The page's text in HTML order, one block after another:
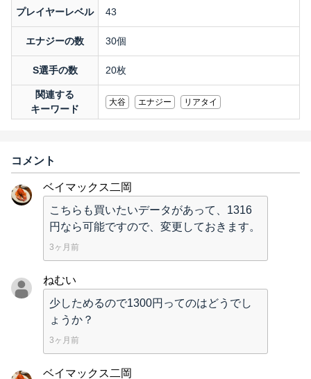
プレイヤーレベル 43
エナジーの数 30個
S選手の数 20枚
関連する
キーワード
大谷 エナジー リアタイ
コメント
ベイマックス二岡
こちらも買いたいデータがあって、1316
円なら可能ですので、変更しておきます。
3ヶ月前
ねむい
少しためるので1300円ってのはどうでし
ょうか？
3ヶ月前
ベイマックス二岡